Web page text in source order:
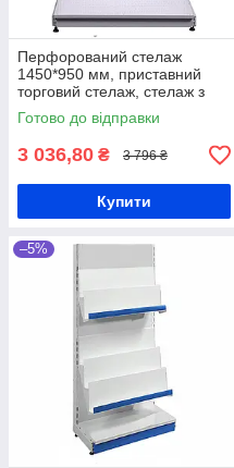
Перфорований стелаж
1450*950 мм, приставний
торговий стелаж, стелаж з
перфорацією, стелаж для
гачків, стелаж для
інструментів
Готово до відправки
3 036,80 ₴ 3 796 ₴
Купити
–5%